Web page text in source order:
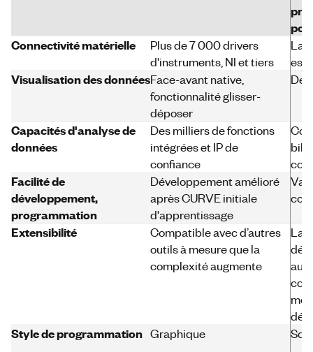
Connectivité matérielle
Plus de 7 000 drivers
d'instruments, NI et tiers
La
est
Visualisation des donnéesFace-avant native,
fonctionnalité glisser-
déposer
Capacités d'analyse de
données
Des milliers de fonctions
intégrées et IP de
confiance
Facilité de
développement,
programmation
Développement amélioré
après CURVE initiale
d'apprentissage
Extensibilité
Compatible avec d’autres
outils à mesure que la
complexité augmente
La
Style de programmation Graphique